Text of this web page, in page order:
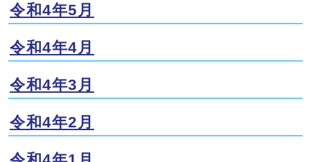
令和4年5月
令和4年4月
令和4年3月
令和4年2月